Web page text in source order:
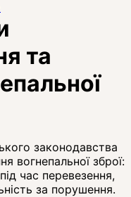
та
законодавства
вогнепальної зброї:
час перевезення,
за порушення.